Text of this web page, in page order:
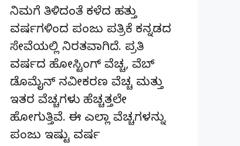
ನಿಮಗೆ ತಿಳಿದಂತೆ ಕಳೆದ ಹತ್ತು
ವರ್ಷಗಳಿಂದ ಪಂಜು ಪತ್ರಿಕೆ ಕನ್ನಡದ
ಸೇವೆಯಲ್ಲಿ ನಿರತವಾಗಿದೆ. ಪ್ರತಿ
ವರ್ಷದ ಹೋಸ್ಟಿಂಗ್‌ ವೆಚ್ಚ, ವೆಬ್‌
ಡೊಮೈನ್‌ ನವೀಕರಣ ವೆಚ್ಚ ಮತ್ತು
ಇತರ ವೆಚ್ಚಗಳು ಹೆಚ್ಚತ್ತಲೇ
ಹೋಗುತ್ತಿವೆ. ಈ ಎಲ್ಲಾ ವೆಚ್ಚಗಳನ್ನು
ಪಂಜು ಇಷ್ಟು ವರ್ಷ